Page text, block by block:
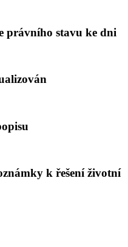
právního stavu ke dni
k řešení životní